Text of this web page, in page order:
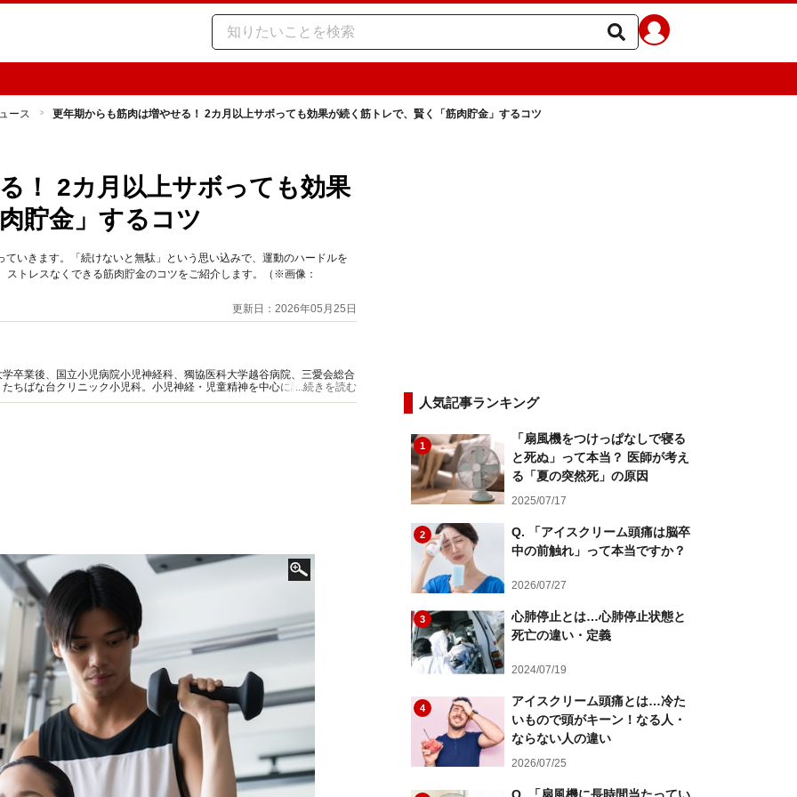
ース 更年期からも筋肉は増やせる！ 2カ月以上サボっても効果が続く筋トレで、賢く「筋肉貯金」するコツ
！ 2カ月以上サボっても効果
貯金」するコツ
いきます。「続けないと無駄」という思い込みで、運動のハードルを
トレスなくできる筋肉貯金のコツをご紹介します。（※画像：
更新日：2026年05月25日
卒業後、国立小児病院小児神経科、獨協医科大学越谷病院、三愛会総合
ちばな台クリニック小児科。小児神経・児童精神を中心に診療に従事し
...続きを読む
人気記事ランキング
1
「扇風機をつけっぱなしで寝る
と死ぬ」って本当？ 医師が考え
る「夏の突然死」の原因
2025/07/17
2
Q. 「アイスクリーム頭痛は脳卒
中の前触れ」って本当ですか？
2026/07/27
3
心肺停止とは…心肺停止状態と
死亡の違い・定義
2024/07/19
4
アイスクリーム頭痛とは…冷た
いもので頭がキーン！なる人・
ならない人の違い
2026/07/25